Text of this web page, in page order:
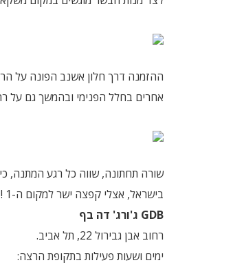
ההזמנה דרך חלון אשנב הפונה על
אחרים בחלל הפנימי ובהמשך גם על
שורה תחתונה, שווה כל רגע המתנה,
בישראל, אצלי קפצה ישר למקום ה-1 !
GDB ג'ורג' דה בף
רחוב אבן גבירול 22, תל אביב.
ימים ושעות פעילות בתקופת הרצה: